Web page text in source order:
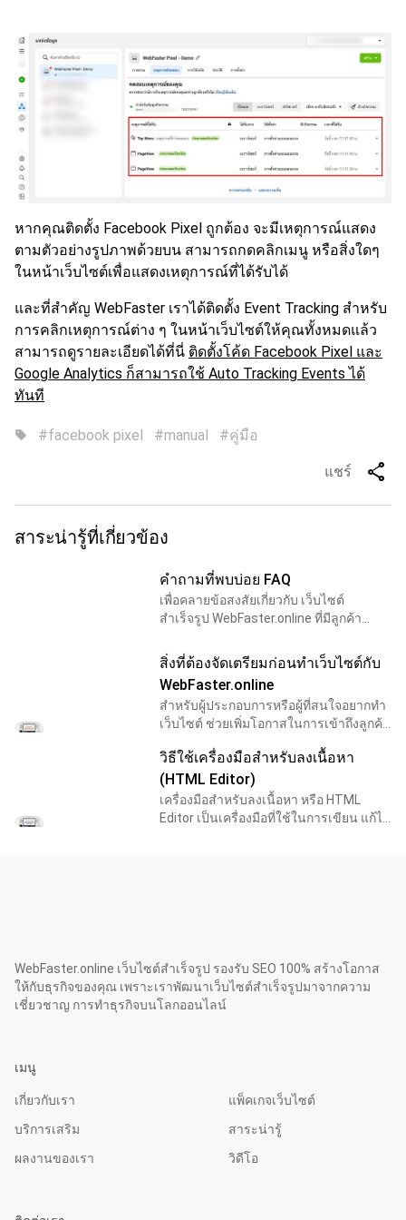
หากคุณติดตั้ง Facebook Pixel ถูกต้อง จะมีเหตุการณ์แสดง
ตามตัวอย่างรูปภาพด้วยบน สามารถกดคลิกเมนู หรือสิ่งใดๆ
ในหน้าเว็บไซต์เพื่อแสดงเหตุการณ์ที่ได้รับได้
และที่สำคัญ WebFaster เราได้ติดตั้ง Event Tracking สำหรับ
การคลิกเหตุการณ์ต่าง ๆ ในหน้าเว็บไซต์ให้คุณทั้งหมดแล้ว
สามารถดูรายละเอียดได้ที่นี่ ติดตั้งโค้ด Facebook Pixel และ
Google Analytics ก็สามารถใช้ Auto Tracking Events ได้
ทันที
sell #facebook pixel #manual #คู่มือ
แชร์ share
สาระน่ารู้ที่เกี่ยวข้อง
คำถามที่พบบ่อย FAQ
เพื่อคลายข้อสงสัยเกี่ยวกับ เว็บไซต์
สำเร็จรูป WebFaster.online ที่มีลูกค้า
รวบรวม คำถามและคำตอบ ที่หวังว่าจะเป็น
ประโยชน์ต่อผู้ที่
สิ่งที่ต้องจัดเตรียมก่อนทำเว็บไซต์กับ
WebFaster.online
สำหรับผู้ประกอบการหรือผู้ที่สนใจอยากทำ
เว็บไซต์ ช่วยเพิ่มโอกาสในการเข้าถึงลูกค้า
สามารถอัปเดตข้อมูลได้เองตลอด 24
ชั่วโมง ได้
วิธีใช้เครื่องมือสำหรับลงเนื้อหา
(HTML Editor)
เครื่องมือสำหรับลงเนื้อหา หรือ HTML
Editor เป็นเครื่องมือที่ใช้ในการเขียน แก้ไข
WebFaster.online เว็บไซต์สำเร็จรูป รองรับ SEO 100% สร้างโอกาส
ให้กับธุรกิจของคุณ เพราะเราพัฒนาเว็บไซต์สำเร็จรูปมาจากความ
เชี่ยวชาญ การทำธุรกิจบนโลกออนไลน์
เมนู
เกี่ยวกับเรา
แพ็คเกจเว็บไซต์
บริการเสริม
สาระน่ารู้
ผลงานของเรา
วิดีโอ